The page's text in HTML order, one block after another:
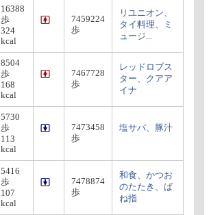
16388
歩
324
kcal
7459224
歩
リユニオン、
タイ料理、ミ
ュージ...
8504
歩
168
kcal
7467728
歩
レッドロブス
ター、クアア
イナ
5730
歩
113
kcal
7473458
歩
塩サバ、豚汁
5416
歩
107
kcal
7478874
歩
和食、かつお
のたたき、ば
ね指